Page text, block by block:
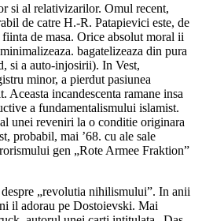
si al relativizarilor. Omul recent,
de catre H.-R. Patapievici este, de
de masa. Orice absolut moral ii
bagatelizeaza din pura
si a auto-injosirii). In Vest,
minor, a pierdut pasiunea
Aceasta incandescenta ramane insa
a fundamentalismului islamist.
unei reveniri la o conditie originara
probabil, mai ’68. cu ale sale
gen „Rote Armee Fraktion”
„revolutia nihilismului”. In anii
il adorau pe Dostoievski. Mai